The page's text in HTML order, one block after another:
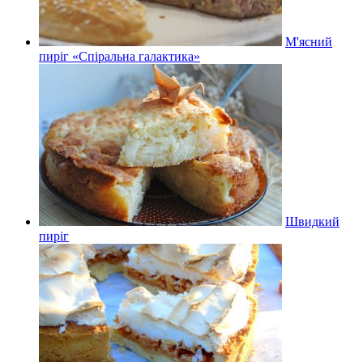
М'ясний
пиріг «Спіральна галактика»
Швидкий
пиріг